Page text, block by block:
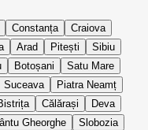
Constanța
Craiova
Arad Pitești
Sibiu
Botoșani
Satu Mare
Suceava
Piatra Neamț
Călărași
Deva
Gheorghe
Slobozia